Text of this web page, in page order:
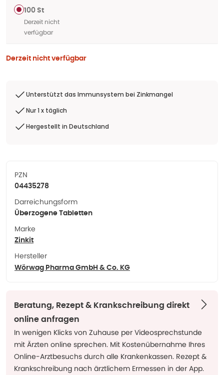
100 St
Derzeit nicht
verfügbar
Derzeit nicht verfügbar
Unterstützt das Immunsystem bei Zinkmangel
Nur 1 x täglich
Hergestellt in Deutschland
PZN
04435278
Darreichungsform
Überzogene Tabletten
Marke
Zinkit
Hersteller
Wörwag Pharma GmbH & Co. KG
Beratung, Rezept & Krankschreibung direkt
online anfragen
In wenigen Klicks von Zuhause per Videosprechstunde
mit Ärzten online sprechen. Mit Kostenübernahme Ihres
Online-Arztbesuchs durch alle Krankenkassen. Rezept &
Krankschreibung nach ärztlichem Ermessen in der App.